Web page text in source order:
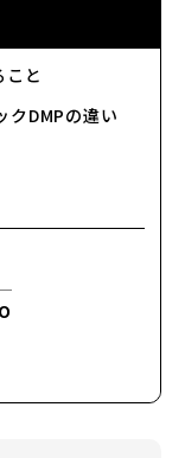
こと
クDMPの違い